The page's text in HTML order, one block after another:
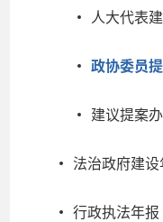
人大代表
政协委员
建议提案
法治政府建
行政执法年报